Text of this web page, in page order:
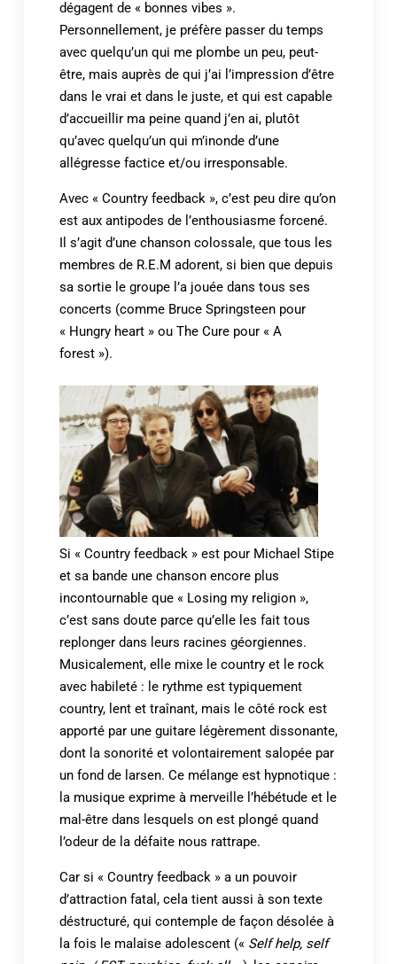
dégagent de « bonnes vibes ».
Personnellement, je préfère passer du temps
avec quelqu’un qui me plombe un peu, peut-
être, mais auprès de qui j’ai l’impression d’être
dans le vrai et dans le juste, et qui est capable
d’accueillir ma peine quand j’en ai, plutôt
qu’avec quelqu’un qui m’inonde d’une
allégresse factice et/ou irresponsable.
Avec « Country feedback », c’est peu dire qu’on
est aux antipodes de l’enthousiasme forcené.
Il s’agit d’une chanson colossale, que tous les
membres de R.E.M adorent, si bien que depuis
sa sortie le groupe l’a jouée dans tous ses
concerts (comme Bruce Springsteen pour
« Hungry heart » ou The Cure pour « A
forest »).
Si « Country feedback » est pour Michael Stipe
et sa bande une chanson encore plus
incontournable que « Losing my religion »,
c’est sans doute parce qu’elle les fait tous
replonger dans leurs racines géorgiennes.
Musicalement, elle mixe le country et le rock
avec habileté : le rythme est typiquement
country, lent et traînant, mais le côté rock est
apporté par une guitare légèrement dissonante,
dont la sonorité et volontairement salopée par
un fond de larsen. Ce mélange est hypnotique :
la musique exprime à merveille l’hébétude et le
mal-être dans lesquels on est plongé quand
l’odeur de la défaite nous rattrape.
Car si « Country feedback » a un pouvoir
d’attraction fatal, cela tient aussi à son texte
déstructuré, qui contemple de façon désolée à
la fois le malaise adolescent (« Self help, self